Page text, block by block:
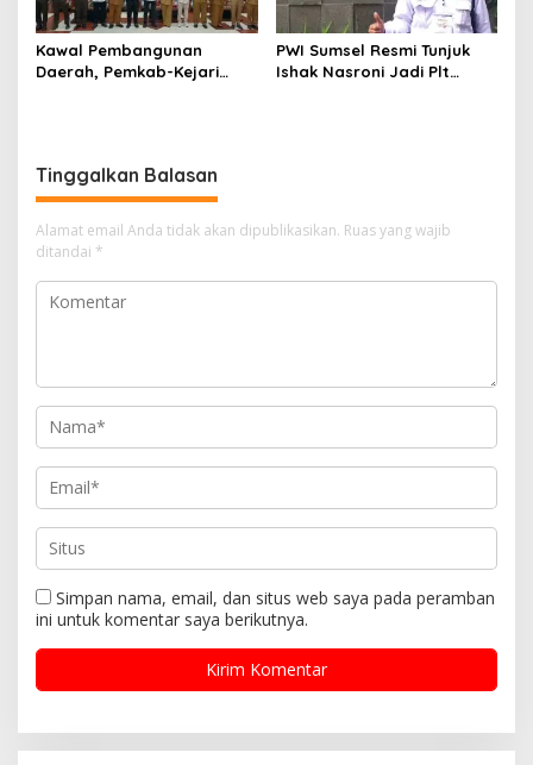
Kawal Pembangunan
Daerah, Pemkab-Kejari
PWI Sumsel Resmi Tunjuk
Ishak Nasroni Jadi Plt
Tinggalkan Balasan
Alamat email Anda tidak akan dipublikasikan. Ruas yang wajib
ditandai *
Simpan nama, email, dan situs web saya pada peramban
ini untuk komentar saya berikutnya.